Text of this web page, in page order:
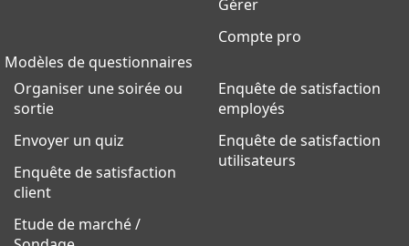
Gérer
Compte pro
Modèles de questionnaires
Organiser une soirée ou
sortie
Envoyer un quiz
Enquête de satisfaction
client
Etude de marché /
Enquête de satisfaction
employés
Enquête de satisfaction
utilisateurs